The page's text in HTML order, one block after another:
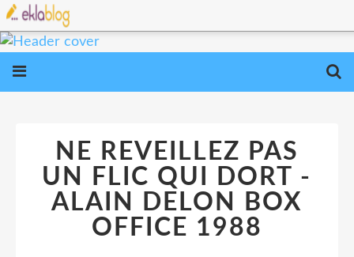
NE REVEILLEZ PAS
UN FLIC QUI DORT -
ALAIN DELON BOX
OFFICE 1988